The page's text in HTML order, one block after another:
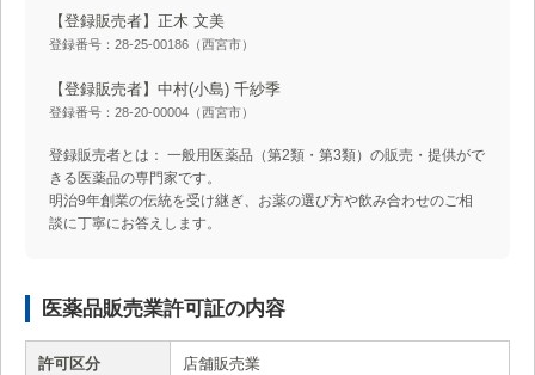
【登録販売者】正木 文美
登録番号：28-25-00186（西宮市）
【登録販売者】中村(小島) 千紗季
登録番号：28-20-00004（西宮市）
登録販売者とは： 一般用医薬品（第2類・第3類）の販売・提供がで
きる医薬品の専門家です。
明治9年創業の伝統を受け継ぎ、お薬の選び方や飲み合わせのご相
談に丁寧にお答えします。
医薬品販売業許可証の内容
許可区分 店舗販売業